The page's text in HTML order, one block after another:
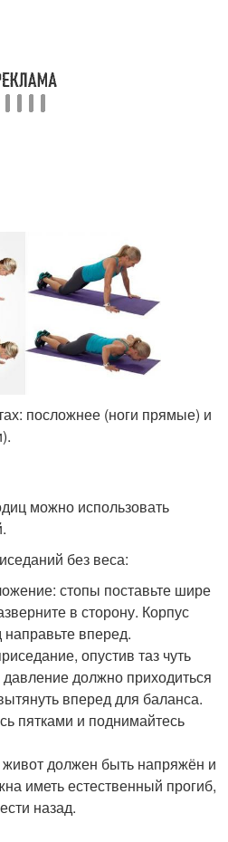
посложнее (ноги прямые) и
можно использовать
без веса:
стопы поставьте шире
в сторону. Корпус
вперед.
опустив таз чуть
должно приходиться
вперед для баланса.
пятками и поднимайтесь
должен быть напряжён и
иметь естественный прогиб,
назад.